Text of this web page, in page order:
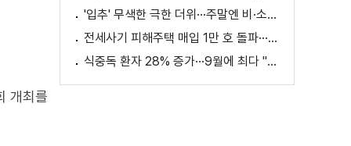
개최를
'입추' 무색한 극한 더위···주말엔 비·소나기
전세사기 피해주택 매입 1만 호 돌파···피해 지원 속도
식중독 환자 28% 증가···9월에 최다 "입추 방심 금물"